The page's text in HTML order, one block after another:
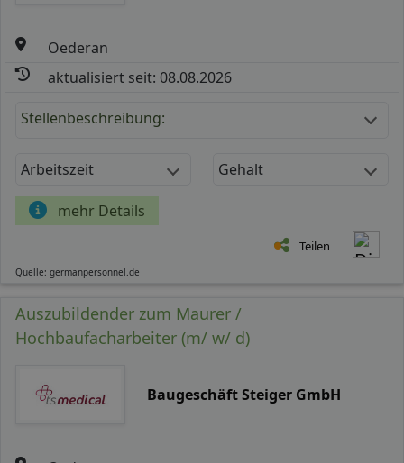
Oederan
aktualisiert seit: 08.08.2026
Stellenbeschreibung:
Arbeitszeit Gehalt
mehr Details
Teilen
Quelle: germanpersonnel.de
Auszubildender zum Maurer /
Hochbaufacharbeiter (m/ w/ d)
Baugeschäft Steiger GmbH